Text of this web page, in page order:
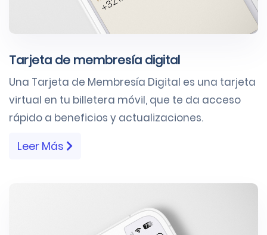
Tarjeta de membresía digital
Una Tarjeta de Membresía Digital es una tarjeta
virtual en tu billetera móvil, que te da acceso
rápido a beneficios y actualizaciones.
Leer Más